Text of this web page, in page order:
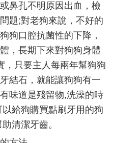
鼻孔不明原因出血，檢
題;對老狗來說，不好的
狗口腔抗菌性的下降，
，長期下來對狗狗身體
，只要主人每兩年幫狗狗
結石，就能讓狗狗有一
味道是殘留物,洗澡的時
給狗購買點刷牙用的狗
清潔牙齒。